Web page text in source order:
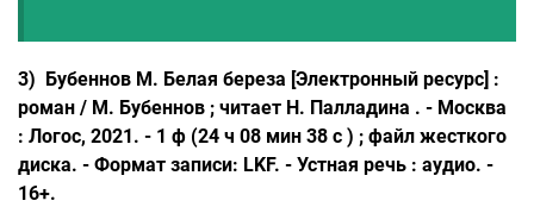
3) Бубеннов М. Белая береза [Электронный ресурс] :
роман / М. Бубеннов ; читает Н. Палладина . - Москва
: Логос, 2021. - 1 ф (24 ч 08 мин 38 с ) ; файл жесткого
диска. - Формат записи: LKF. - Устная речь : аудио. -
16+.